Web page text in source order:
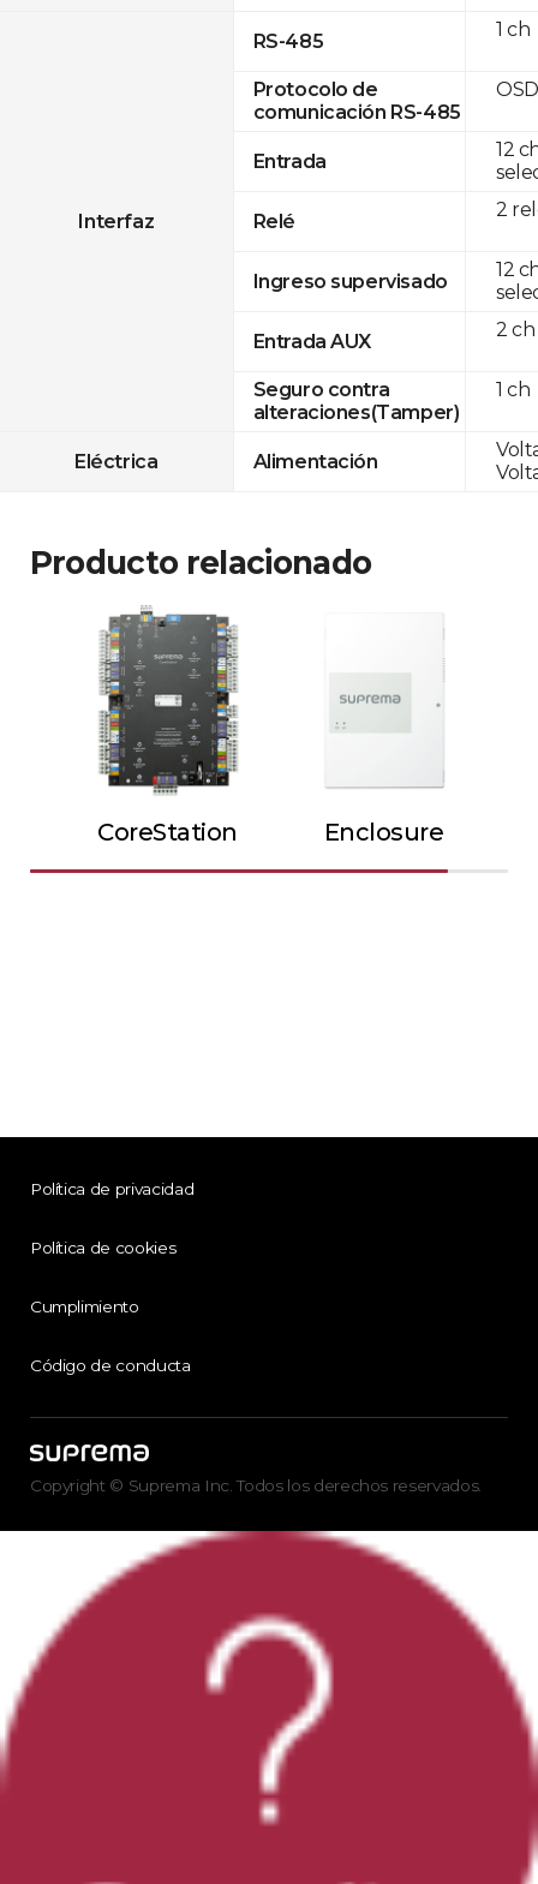
Interfaz
RS-485
Protocolo de
comunicación RS-485
Entrada
Relé
Ingreso supervisado
Entrada AUX
Seguro contra
alteraciones(Tamper)
Eléctrica Alimentación
1 ch
12
2
12
2 ch
1 ch
Producto relacionado
CoreStation Enclosure
Política de privacidad
Política de cookies
Cumplimiento
Código de conducta
Copyright © Suprema Inc. Todos los derechos reservados.